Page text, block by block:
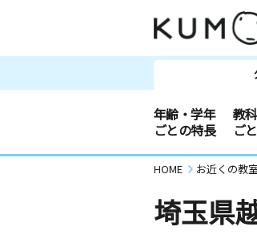
年齢・学年
ごとの特長
教
ご
HOME お近くの教
埼玉県